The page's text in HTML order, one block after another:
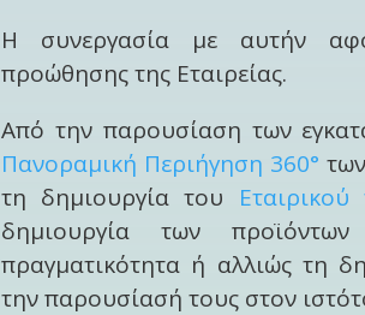
Η συνεργασία με αυτήν
προώθησης της Εταιρείας.
Από την παρουσίαση των
Πανοραμική Περιήγηση 360°
τη δημιουργία του Εταιρικού
δημιουργία των
πραγματικότητα ή αλλιώς τη
την παρουσίασή τους στον